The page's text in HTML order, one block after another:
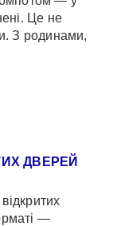
Це не
З родинами,
ДВЕРЕЙ
—